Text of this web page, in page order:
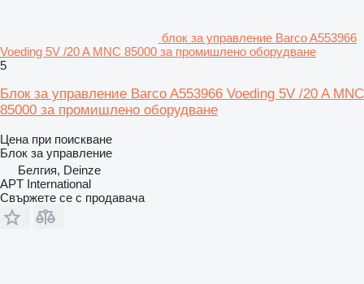
блок за управление Barco A553966
Voeding 5V /20 A MNC 85000 за промишлено оборудване
5
Блок за управление Barco A553966 Voeding 5V /20 A MNC
85000 за промишлено оборудване
Цена при поискване
Блок за управление
Белгия, Deinze
APT International
Свържете се с продавача